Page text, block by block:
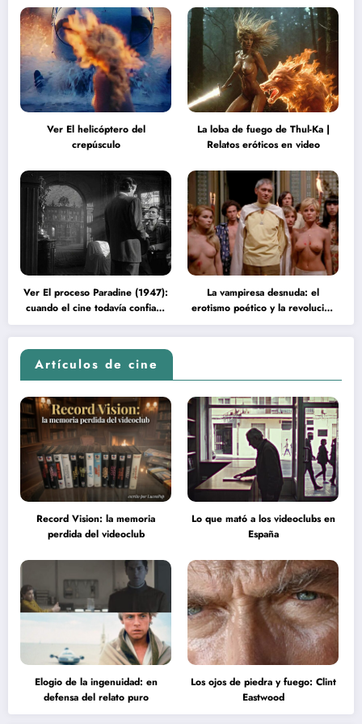
Ver El helicóptero del
crepúsculo
La loba de fuego de Thul-Ka |
Relatos eróticos en video
Ver El proceso Paradine (1947):
cuando el cine todavía confiaba
en la inteligencia del espectador
La vampiresa desnuda: el
erotismo poético y la revolución
psicodélica de Jean Rollin
Artículos de cine
Record Vision: la memoria
perdida del videoclub
Lo que mató a los videoclubs en
España
Elogio de la ingenuidad: en
defensa del relato puro
Los ojos de piedra y fuego: Clint
Eastwood